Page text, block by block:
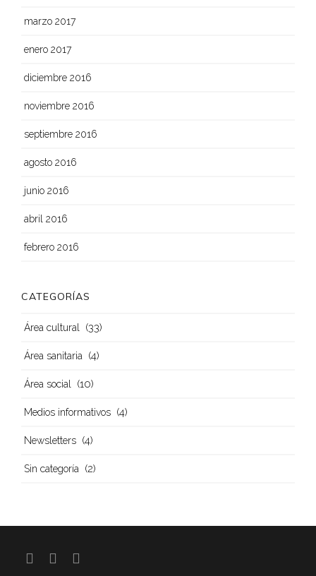
marzo 2017
enero 2017
diciembre 2016
noviembre 2016
septiembre 2016
agosto 2016
junio 2016
abril 2016
febrero 2016
CATEGORÍAS
Área cultural (33)
Área sanitaria (4)
Área social (10)
Medios informativos (4)
Newsletters (4)
Sin categoría (2)